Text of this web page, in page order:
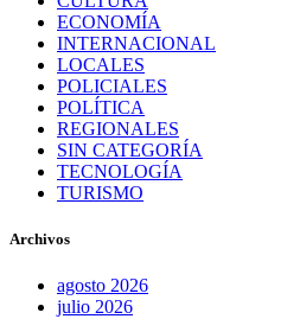
ECONOMÍA
INTERNACIONAL
LOCALES
POLICIALES
POLÍTICA
REGIONALES
SIN CATEGORÍA
TECNOLOGÍA
TURISMO
Archivos
agosto 2026
julio 2026